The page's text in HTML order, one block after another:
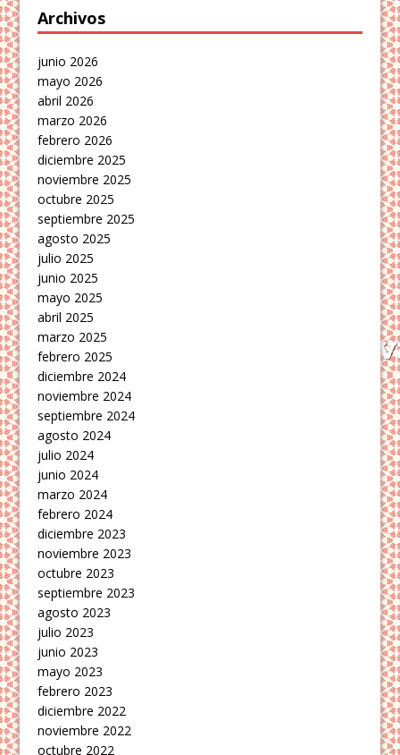
Archivos
junio 2026
mayo 2026
abril 2026
marzo 2026
febrero 2026
diciembre 2025
noviembre 2025
octubre 2025
septiembre 2025
agosto 2025
julio 2025
junio 2025
mayo 2025
abril 2025
marzo 2025
febrero 2025
diciembre 2024
noviembre 2024
septiembre 2024
agosto 2024
julio 2024
junio 2024
marzo 2024
febrero 2024
diciembre 2023
noviembre 2023
octubre 2023
septiembre 2023
agosto 2023
julio 2023
junio 2023
mayo 2023
febrero 2023
diciembre 2022
noviembre 2022
octubre 2022